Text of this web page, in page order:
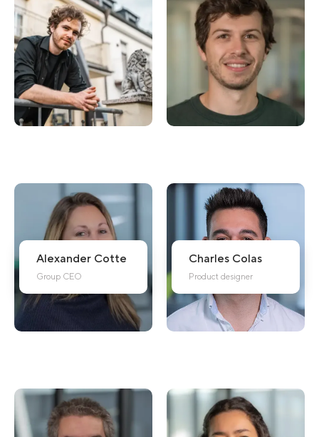
Alexander Cotte
Group CEO
Charles Colas
Product designer